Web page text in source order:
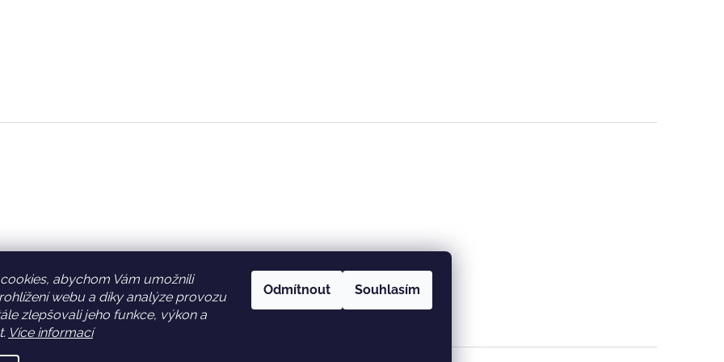
abychom Vám umožnili
webu a díky analýze provozu
zlepšovali jeho funkce, výkon a
Více informací
Odmítnout Souhlasím
Facebook Věrnostní slevy